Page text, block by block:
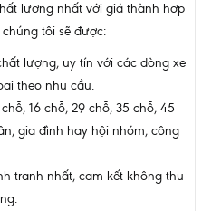
lượng nhất với giá thành hợp
tôi sẽ được:
lượng, uy tín với các dòng xe
theo nhu cầu.
16 chỗ, 29 chỗ, 35 chỗ, 45
gia đình hay hội nhóm, công
tranh nhất, cam kết không thu